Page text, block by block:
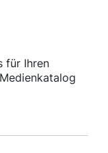
für Ihren